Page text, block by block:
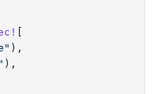
),
),